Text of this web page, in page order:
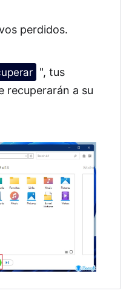
perdidos.
", tus
recuperarán a su